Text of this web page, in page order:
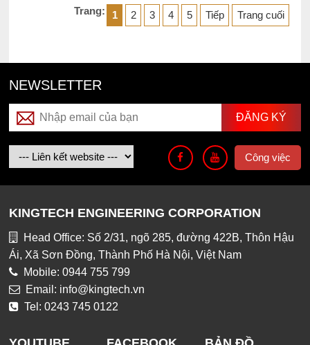
Trang: 1 2 3 4 5 Tiếp Trang cuối
NEWSLETTER
Công việc
KINGTECH ENGINEERING CORPORATION
Head Office: Số 2/31, ngõ 285, đường 422B, Thôn Hậu
Ái, Xã Sơn Đồng, Thành Phố Hà Nội, Việt Nam
Mobile: 0944 755 799
Email: info@kingtech.vn
Tel: 0243 745 0122